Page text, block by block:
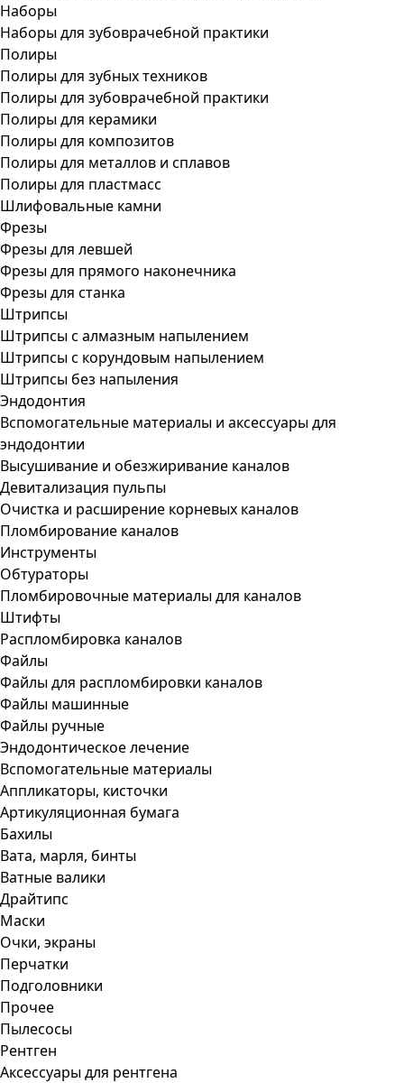
Наборы
Наборы для зубоврачебной практики
Полиры
Полиры для зубных техников
Полиры для зубоврачебной практики
Полиры для керамики
Полиры для композитов
Полиры для металлов и сплавов
Полиры для пластмасс
Шлифовальные камни
Фрезы
Фрезы для левшей
Фрезы для прямого наконечника
Фрезы для станка
Штрипсы
Штрипсы c алмазным напылением
Штрипсы c корундовым напылением
Штрипсы без напыления
Эндодонтия
Вспомогательные материалы и аксессуары для
эндодонтии
Высушивание и обезжиривание каналов
Девитализация пульпы
Очистка и расширение корневых каналов
Пломбирование каналов
Инструменты
Обтураторы
Пломбировочные материалы для каналов
Штифты
Распломбировка каналов
Файлы
Файлы для распломбировки каналов
Файлы машинные
Файлы ручные
Эндодонтическое лечение
Вспомогательные материалы
Аппликаторы, кисточки
Артикуляционная бумага
Бахилы
Вата, марля, бинты
Ватные валики
Драйтипс
Маски
Очки, экраны
Перчатки
Подголовники
Прочее
Пылесосы
Рентген
Аксессуары для рентгена